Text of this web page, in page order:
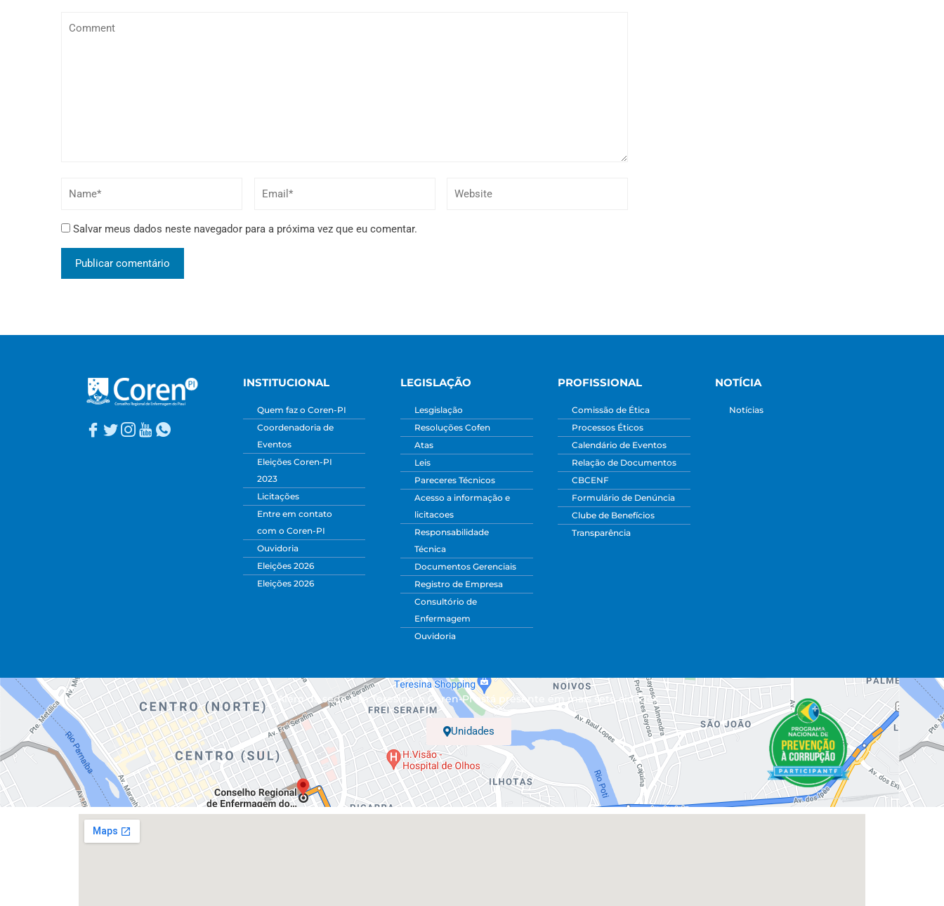
Salvar meus dados neste navegador para a próxima vez que eu comentar.
INSTITUCIONAL
Quem faz o Coren-PI
Coordenadoria de
Eventos
Eleições Coren-PI
2023
Licitações
Entre em contato
com o Coren-PI
Ouvidoria
Eleições 2026
Eleições 2026
LEGISLAÇÃO
Lesgislação
Resoluções Cofen
Atas
Leis
Pareceres Técnicos
Acesso a informação e
licitacoes
Responsabilidade
Técnica
Documentos Gerenciais
Registro de Empresa
Consultório de
Enfermagem
Ouvidoria
PROFISSIONAL
Comissão de Ética
Processos Éticos
Calendário de Eventos
Relação de Documentos
CBCENF
Formulário de Denúncia
Clube de Benefícios
Transparência
NOTÍCIA
Notícias
Além da sede, em Teresina, o Coren-PI está presente em mais sete cidades.
Unidades